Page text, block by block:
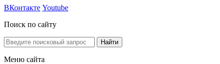
ВКонтакте Youtube
Поиск по сайту
Найти
Меню сайта